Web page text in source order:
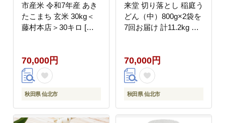
市産米 令和7年産 あき
たこまち 玄米 30kg＜
藤村本店＞30キロ [食
市 産米 お米]
70,000円
秋田県 仙北市
来堂 切り落とし 稲庭う
どん（中）800g×2袋を
7回お届け 計11.2kg 伝
細麺 無添加 防災 災害
備蓄 ローリングストッ
ク ご当地 お取り寄せ
手綯 てない 稲庭饂飩 7
月]
70,000円
秋田県 仙北市